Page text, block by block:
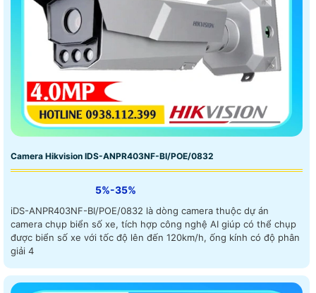
Camera Hikvision IDS-ANPR403NF-BI/POE/0832
5%-35%
iDS-ANPR403NF-BI/POE/0832 là dòng camera thuộc dự án
camera chụp biển số xe, tích hợp công nghệ AI giúp có thể chụp
được biển số xe với tốc độ lên đến 120km/h, ống kính có độ phân
giải 4